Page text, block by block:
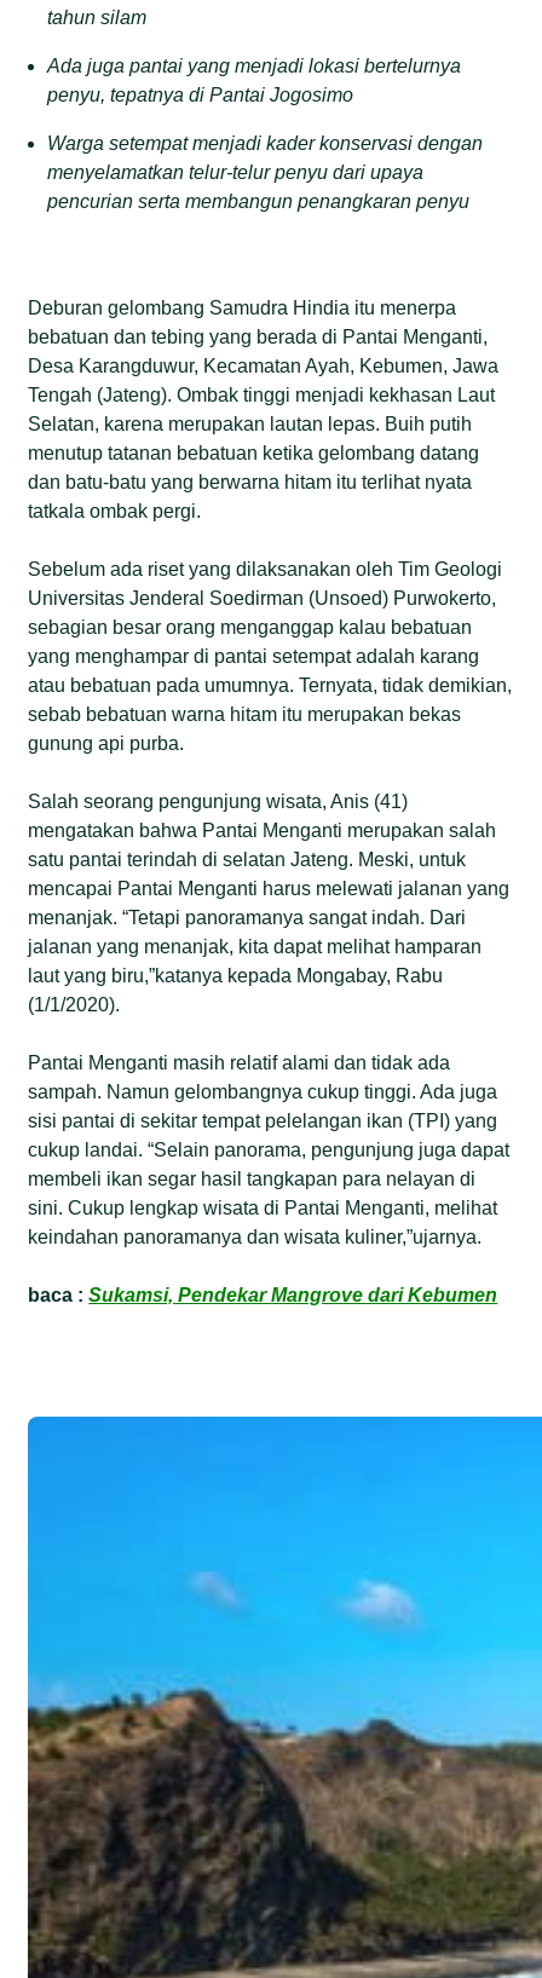
tahun silam
Ada juga pantai yang menjadi lokasi bertelurnya
penyu, tepatnya di Pantai Jogosimo
Warga setempat menjadi kader konservasi dengan
menyelamatkan telur-telur penyu dari upaya
pencurian serta membangun penangkaran penyu
Deburan gelombang Samudra Hindia itu menerpa
bebatuan dan tebing yang berada di Pantai Menganti,
Desa Karangduwur, Kecamatan Ayah, Kebumen, Jawa
Tengah (Jateng). Ombak tinggi menjadi kekhasan Laut
Selatan, karena merupakan lautan lepas. Buih putih
menutup tatanan bebatuan ketika gelombang datang
dan batu-batu yang berwarna hitam itu terlihat nyata
tatkala ombak pergi.
Sebelum ada riset yang dilaksanakan oleh Tim Geologi
Universitas Jenderal Soedirman (Unsoed) Purwokerto,
sebagian besar orang menganggap kalau bebatuan
yang menghampar di pantai setempat adalah karang
atau bebatuan pada umumnya. Ternyata, tidak demikian,
sebab bebatuan warna hitam itu merupakan bekas
gunung api purba.
Salah seorang pengunjung wisata, Anis (41)
mengatakan bahwa Pantai Menganti merupakan salah
satu pantai terindah di selatan Jateng. Meski, untuk
mencapai Pantai Menganti harus melewati jalanan yang
menanjak. “Tetapi panoramanya sangat indah. Dari
jalanan yang menanjak, kita dapat melihat hamparan
laut yang biru,”katanya kepada Mongabay, Rabu
(1/1/2020).
Pantai Menganti masih relatif alami dan tidak ada
sampah. Namun gelombangnya cukup tinggi. Ada juga
sisi pantai di sekitar tempat pelelangan ikan (TPI) yang
cukup landai. “Selain panorama, pengunjung juga dapat
membeli ikan segar hasil tangkapan para nelayan di
sini. Cukup lengkap wisata di Pantai Menganti, melihat
keindahan panoramanya dan wisata kuliner,”ujarnya.
baca :Sukamsi, Pendekar Mangrove dari Kebumen